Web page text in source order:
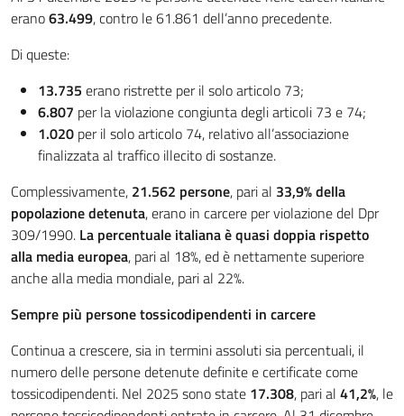
erano63.499, contro le 61.861 dell’anno precedente.
Di queste:
13.735 erano ristrette per il solo articolo 73;
6.807 per la violazione congiunta degli articoli 73 e 74;
1.020 per il solo articolo 74, relativo all’associazione
finalizzata al traffico illecito di sostanze.
Complessivamente, 21.562 persone, pari al 33,9% della
popolazione detenuta, erano in carcere per violazione del Dpr
309/1990. La percentuale italiana è quasi doppia rispetto
alla media europea, pari al 18%, ed è nettamente superiore
anche alla media mondiale, pari al 22%.
Sempre più persone tossicodipendenti in carcere
Continua a crescere, sia in termini assoluti sia percentuali, il
numero delle persone detenute definite e certificate come
tossicodipendenti. Nel 2025 sono state 17.308, pari al 41,2%, le